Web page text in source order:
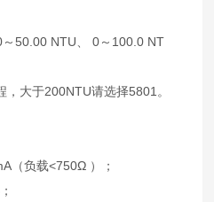
50.00 NTU、 0～100.0 NT
，大于200NTU请选择5801 。
（负载<750Ω ）；